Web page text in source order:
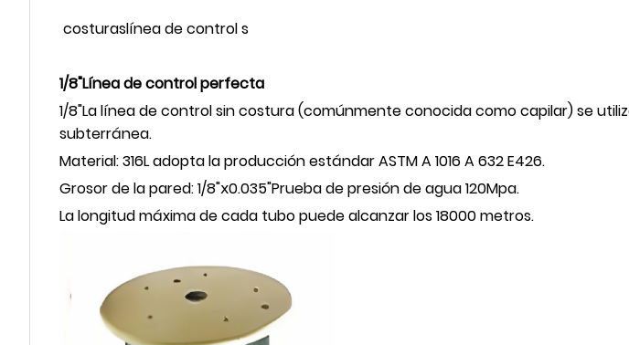
costuraslínea de control s
1/8"Línea de control perfecta
1/8"La línea de control sin costura (comúnmente conocida como capilar) se
subterránea.
Material: 316L adopta la producción estándar ASTM A 1016 A 632 E426.
Grosor de la pared: 1/8"ⅹ0.035"Prueba de presión de agua 120Mpa.
La longitud máxima de cada tubo puede alcanzar los 18000 metros.